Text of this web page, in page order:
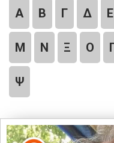
Α Β Γ Δ Ε
Μ Ν Ξ Ο
Ψ